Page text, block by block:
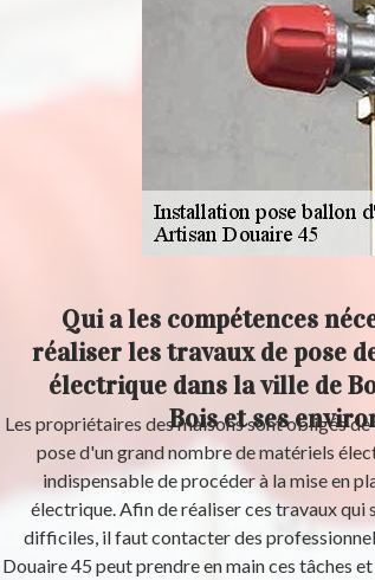
Qui a les compétences
réaliser les travaux de pose
électrique dans la ville de
Bois et ses
Les propriétaires des maisons sont obligés
pose d'un grand nombre de matériels
indispensable de procéder à la mise en
électrique. Afin de réaliser ces travaux qui
difficiles, il faut contacter des
Douaire 45 peut prendre en main ces tâches